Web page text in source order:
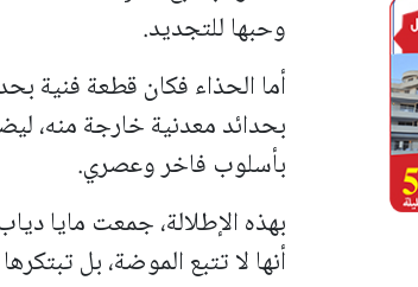
وحبها للتجديد.
بأسلوب فاخر وعصري.
بهذه الإطلالة، جمعت مايا
أنها لا تتبع الموضة، بل